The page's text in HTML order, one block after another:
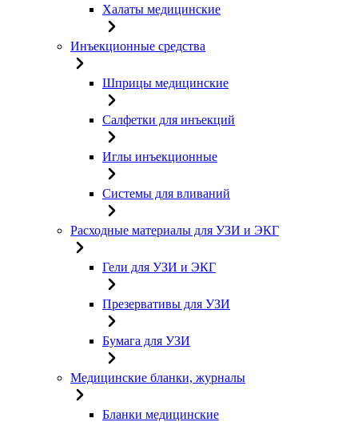
Халаты медицинские
Инъекционные средства
Шприцы медицинские
Салфетки для инъекций
Иглы инъекционные
Системы для вливаний
Расходные материалы для УЗИ и ЭКГ
Гели для УЗИ и ЭКГ
Презервативы для УЗИ
Бумага для УЗИ
Медицинские бланки, журналы
Бланки медицинские